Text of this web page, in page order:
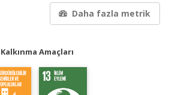
Daha fazla metrik
Amaçları